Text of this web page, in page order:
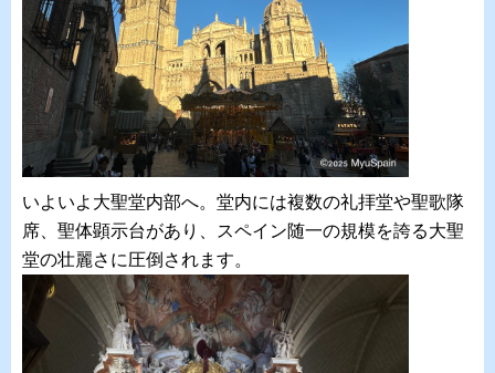
いよいよ大聖堂内部へ。堂内には複数の礼拝堂や聖歌隊
席、聖体顕示台があり、スペイン随一の規模を誇る大聖
堂の壮麗さに圧倒されます。